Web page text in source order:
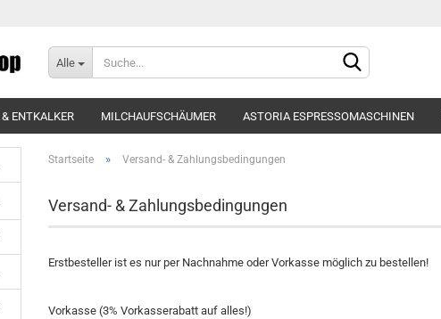
Lieferland
Alle
ENTKALKER MILCHAUFSCHÄUMER ASTORIA ESPRESSOMASCHINEN
BRITA PURITY WASSERFILTER BFC ESPRESSOMASCHINEN
Startseite » Versand- & Zahlungsbedingungen
Versand- & Zahlungsbedingungen
Erstbesteller ist es nur per Nachnahme oder Vorkasse möglich zu bestellen!
Vorkasse (3% Vorkasserabatt auf alles!)